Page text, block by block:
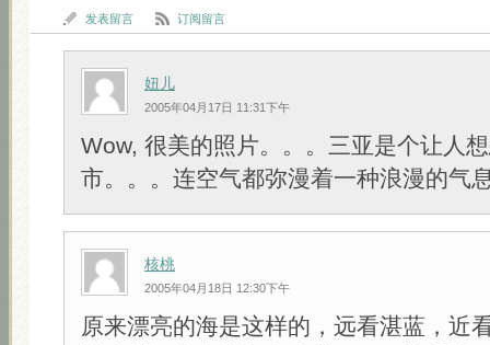
发表留言 订阅留言
妞儿
2005年04月17日 11:31下午
Wow, 很美的照片。。。三亚是个让人
市。。。连空气都弥漫着一种浪漫的气
核桃
2005年04月18日 12:30下午
原来漂亮的海是这样的，远看湛蓝，近